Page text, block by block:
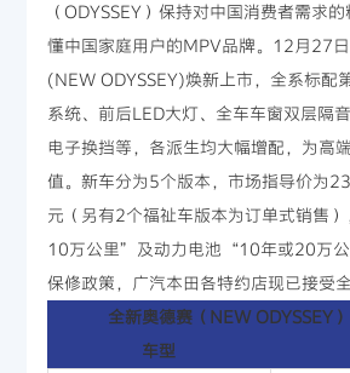
赛事运动
新闻资讯
（ODYSSEY）保持对中国消费者需求
懂中国家庭用户的MPV品牌。12月27
(NEW ODYSSEY)焕新上市，全系标配
系统、前后LED大灯、全车车窗双层隔
电子换挡等，各派生均大幅增配，为高
值。新车分为5个版本，市场指导价为
元（另有2个福祉车版本为订单式销售
10万公里”及动力电池“10年或20万
保修政策，广汽本田各特约店现已接受全
全新奥德赛（NEW ODYSSEY
车型